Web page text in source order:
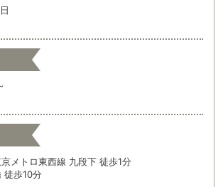
メトロ東西線 九段下 徒歩1分
徒歩10分